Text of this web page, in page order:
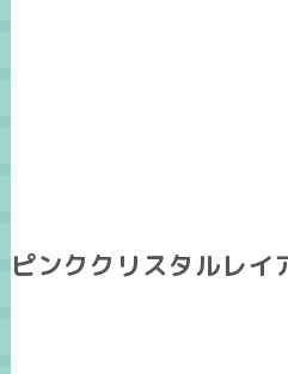
ピンククリスタルレイ